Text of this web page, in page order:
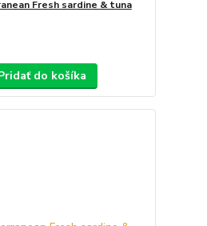
Fresh sardine & tuna
do košíka